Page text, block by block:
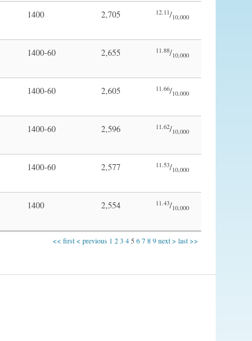
1400 2,705 12.11/10,000
1400-60 2,655 11.88/10,000
1400-60 2,605 11.66/10,000
1400-60 2,596 11.62/10,000
1400-60 2,577 11.53/10,000
1400 2,554 11.43/10,000
<< first< previous 1 23 4 56789next > last >>